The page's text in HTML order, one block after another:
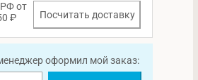
от
₽
Посчитать доставку
оформил мой заказ: